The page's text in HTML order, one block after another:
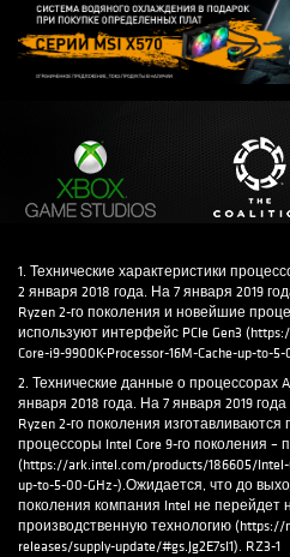
1. Технические характеристики
2 января 2018 года. На 7 января 2019
Ryzen 2-го поколения и новейшие
используют интерфейс PCIe Gen3
Core-i9-9900K-Processor-16M-Cache-up-to-
2. Технические данные о процессорах
января 2018 года. На 7 января 2019
Ryzen 2-го поколения
процессоры Intel Core 9-го поколения –
(https://ark.intel.com/products/186605/Intel-
up-to-5-00-GHz-).Ожидается, что до
поколения компания Intel не перейдет
производственную технологию (https://
releases/supply-update/#gs.Jg2E7sI1). RZ3-1